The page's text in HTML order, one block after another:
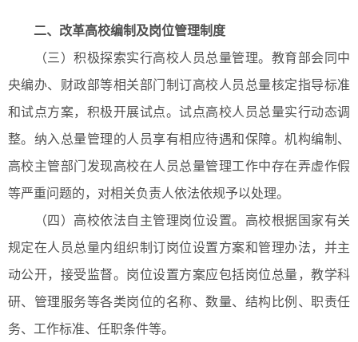
二、改革高校编制及岗位管理制度
（三）积极探索实行高校人员总量管理。教育部会同中
央编办、财政部等相关部门制订高校人员总量核定指导标准
和试点方案，积极开展试点。试点高校人员总量实行动态调
整。纳入总量管理的人员享有相应待遇和保障。机构编制、
高校主管部门发现高校在人员总量管理工作中存在弄虚作假
等严重问题的，对相关负责人依法依规予以处理。
（四）高校依法自主管理岗位设置。高校根据国家有关
规定在人员总量内组织制订岗位设置方案和管理办法，并主
动公开，接受监督。岗位设置方案应包括岗位总量，教学科
研、管理服务等各类岗位的名称、数量、结构比例、职责任
务、工作标准、任职条件等。